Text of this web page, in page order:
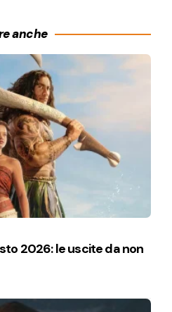
anche
2026: le uscite da non